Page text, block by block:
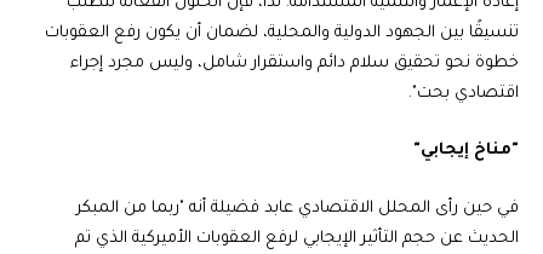
تنسيقًا بين الجهود الدولية والمحلية، لضمان أن يكون رفع العقوبات
خطوة نحو تحقيق سلام دائم واستقرار شامل، وليس مجرد إجراء
اقتصادي بحت".
"مناخ إيجابي"
في حين رأى المحلل الاقتصادي عابد فضيلة أنه "ربما من المبكر
الحديث عن حجم التأثير الإيجابي لرفع العقوبات الأميركية الذي تم